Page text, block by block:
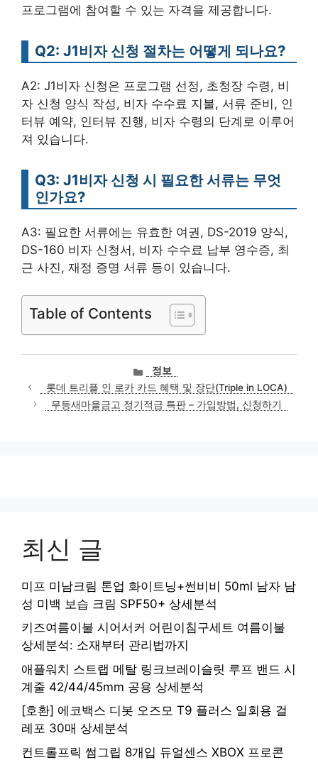
프로그램에 참여할 수 있는 자격을 제공합니다.
Q2: J1비자 신청 절차는 어떻게 되나요?
A2: J1비자 신청은 프로그램 선정, 초청장 수령, 비
자 신청 양식 작성, 비자 수수료 지불, 서류 준비, 인
터뷰 예약, 인터뷰 진행, 비자 수령의 단계로 이루어
져 있습니다.
Q3: J1비자 신청 시 필요한 서류는 무엇
인가요?
A3: 필요한 서류에는 유효한 여권, DS-2019 양식,
DS-160 비자 신청서, 비자 수수료 납부 영수증, 최
근 사진, 재정 증명 서류 등이 있습니다.
Table of Contents
카
테
고
리
정보
롯데 트리플 인 로카 카드 혜택 및 장단(Triple in LOCA)
무등새마을금고 정기적금 특판 – 가입방법, 신청하기
최신 글
미프 미남크림 톤업 화이트닝+썬비비 50ml 남자 남
성 미백 보습 크림 SPF50+ 상세분석
키즈여름이불 시어서커 어린이침구세트 여름이불
상세분석: 소재부터 관리법까지
애플워치 스트랩 메탈 링크브레이슬릿 루프 밴드 시
계줄 42/44/45mm 공용 상세분석
[호환] 에코백스 디봇 오즈모 T9 플러스 일회용 걸
레포 30매 상세분석
컨트롤프릭 썸그립 8개입 듀얼센스 XBOX 프로콘